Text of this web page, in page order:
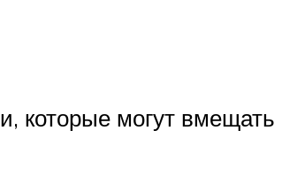
которые могут вмещать